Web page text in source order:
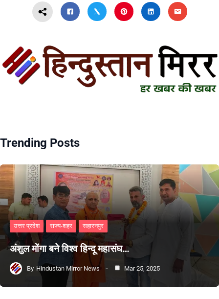
Trending Posts
उत्तर प्रदेश राज्य-शहर सहारनपुर
अंशुल मोंगा बने विश्व हिन्दू महासंघ…
By Hindustan Mirror News Mar 25, 2025